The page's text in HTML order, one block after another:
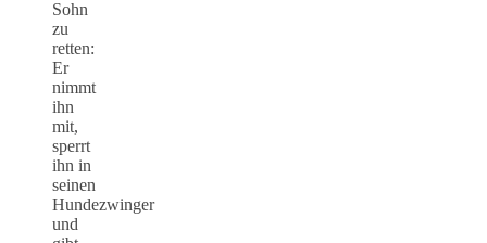
Sohn
zu
retten:
Er
nimmt
ihn
mit,
sperrt
ihn in
seinen
Hundezwinger
und